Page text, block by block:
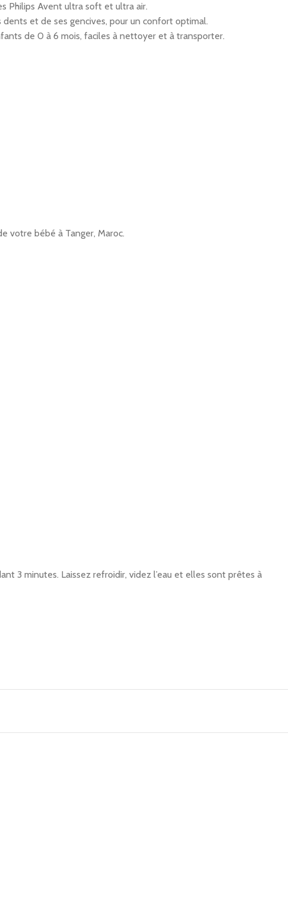
Philips Avent ultra soft et ultra air.
et de ses gencives, pour un confort optimal.
de 0 à 6 mois, faciles à nettoyer et à transporter.
votre bébé à Tanger, Maroc.
3 minutes. Laissez refroidir, videz l’eau et elles sont prêtes à